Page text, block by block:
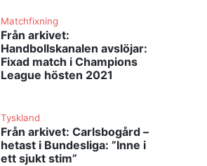
Matchfixning
Från arkivet:
Handbollskanalen avslöjar:
Fixad match i Champions
League hösten 2021
Tyskland
Från arkivet: Carlsbogård –
hetast i Bundesliga: ”Inne i
ett sjukt stim”